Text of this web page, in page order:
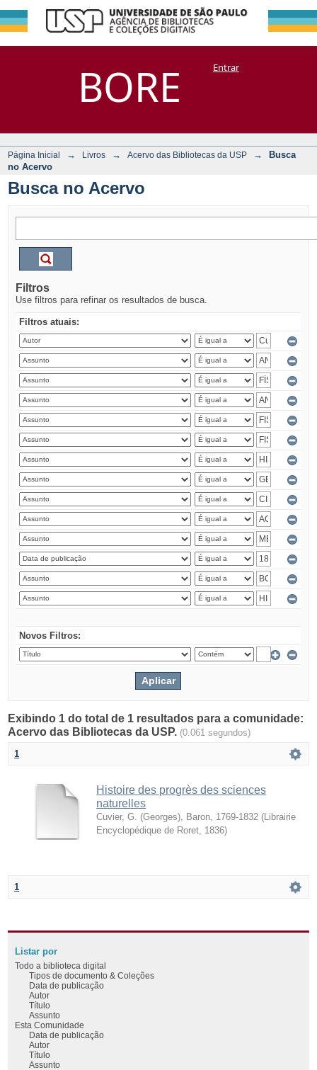
BORE
Busca no Acervo
DSpace/Manakin + CoriscoEntrar
Página Inicial → Livros → Acervo das Bibliotecas da USP →
Busca
no Acervo
Busca no Acervo
Filtros
Use filtros para refinar os resultados de busca.
Filtros atuais:
Novos Filtros:
Exibindo 1 do total de 1 resultados para a comunidade:
Acervo das Bibliotecas da USP. (0.061 segundos)
1
Histoire des progrès des sciences
naturelles
Cuvier, G. (Georges), Baron, 1769-1832 ( Librairie
Encyclopédique de Roret 1836)
1
Listar por
Todo a biblioteca digital
Tipos de documento & Coleções
Data de publicação
Autor
Título
Assunto
Esta Comunidade
Data de publicação
Autor
Título
Assunto